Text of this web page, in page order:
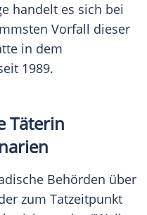
handelt es sich bei
Vorfall dieser
in dem
1989.
Täterin
Behörden über
zum Tatzeitpunkt